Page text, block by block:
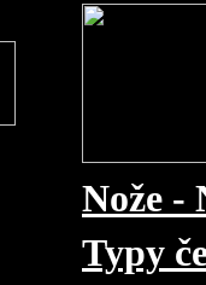
Nože -
Typy